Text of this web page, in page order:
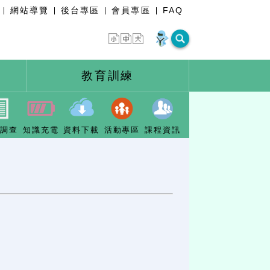
網站導覽 後台專區 會員專區 FAQ
教育訓練
查 知識充電 資料下載 活動專區 課程資訊